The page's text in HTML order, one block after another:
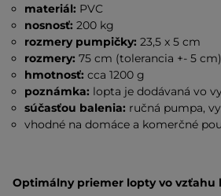
materiál: PVC
nosnosť: 200 kg
rozmery pumpičky: 23,5 x 5 cm
rozmery: 75 cm (tolerancia +- 5 cm)
hmotnosť: cca 1200 g
poznámka: lopta je dodávaná vo
súčasťou balenia: ručná pumpa,
vhodné na domáce a komerčné
Optimálny priemer lopty vo vzťahu